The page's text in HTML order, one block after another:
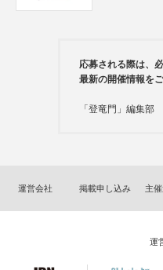
応募される際は、
最新の開催情報を
「登竜門」編集部
運営会社 掲載申し込み 主
運